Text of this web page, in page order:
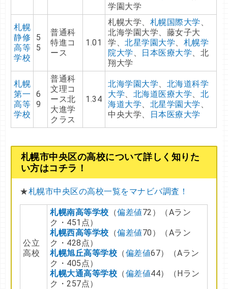
学園大学
札幌
静修
高等
学校
5
5
普通科
特進コ
ース
1.01
札幌大学、 札幌国際大学 、
北海学園大学、藤女子大
学、北星学園大学、 札幌学
院大学 、 日本医療大学、北
翔大学
札幌
第一
高等
学校
6
9
普通科
文理コ
ース北
大進学
クラス
1.34
北海学園大学、 北海道科学
大学、 北海道医療大学、 北
海道大学、 北星学園大学 、
中央大学、
日本医療大学
札幌市中央区の高校について詳しく知りた
い方はコチラ！
★札幌市中央区の高校一覧をマナビバ調査！
公立
高校
札幌南高等学校 （偏差値72）（Aラン
ク・451点）
札幌西高等学校 （偏差値70）（Aラン
ク・428点）
札幌旭丘高等学校 （偏差値67）（Aラン
ク・405点）
札幌大通高等学校 （偏差値44）（Hラン
ク・257点）